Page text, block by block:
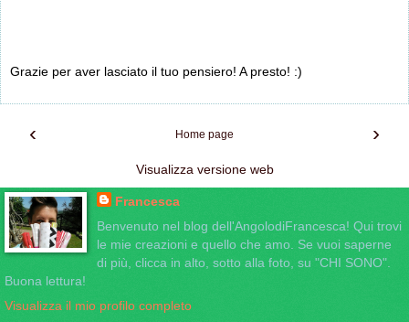
Grazie per aver lasciato il tuo pensiero! A presto! :)
‹ ›
Home page
Visualizza versione web
Francesca
Benvenuto nel blog dell'AngolodiFrancesca! Qui trovi
le mie creazioni e quello che amo. Se vuoi saperne
di più, clicca in alto, sotto alla foto, su "CHI SONO".
Buona lettura!
Visualizza il mio profilo completo